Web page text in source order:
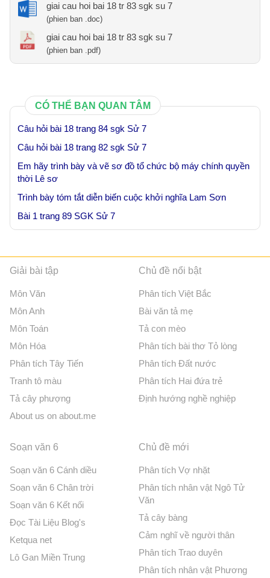
giai cau hoi bai 18 tr 83 sgk su 7
(phien ban .doc)
giai cau hoi bai 18 tr 83 sgk su 7
(phien ban .pdf)
CÓ THỂ BẠN QUAN TÂM
Câu hỏi bài 18 trang 84 sgk Sử 7
Câu hỏi bài 18 trang 82 sgk Sử 7
Em hãy trình bày và vẽ sơ đồ tổ chức bộ máy chính quyền
thời Lê sơ
Trình bày tóm tắt diễn biến cuộc khởi nghĩa Lam Sơn
Bài 1 trang 89 SGK Sử 7
Giải bài tập
Môn Văn
Môn Anh
Môn Toán
Môn Hóa
Phân tích Tây Tiến
Tranh tô màu
Tả cây phượng
About us on about.me
Chủ đề nổi bật
Phân tích Việt Bắc
Bài văn tả mẹ
Tả con mèo
Phân tích bài thơ Tỏ lòng
Phân tích Đất nước
Phân tích Hai đứa trẻ
Định hướng nghề nghiệp
Soạn văn 6
Soạn văn 6 Cánh diều
Soạn văn 6 Chân trời
Soạn văn 6 Kết nối
Đọc Tài Liệu Blog's
Ketqua net
Lô Gan Miền Trung
Chủ đề mới
Phân tích Vợ nhặt
Phân tích nhân vật Ngô Tử
Văn
Tả cây bàng
Cảm nghĩ về người thân
Phân tích Trao duyên
Phân tích nhân vật Phương